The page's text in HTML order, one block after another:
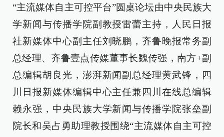
“主流媒体自主可控平台”圆桌论坛由中央民族大
学新闻与传播学院副教授雷蕾主持，人民日报
社新媒体中心副主任刘晓鹏，齐鲁晚报常务副
总经理、齐鲁壹点传媒董事长魏传强，南方+副
总编辑胡良光，澎湃新闻副总经理黄武锋，四
川日报新媒体编辑中心主任兼四川在线总编辑
赖永强，中央民族大学新闻与传播学院张垒副
院长和吴占勇助理教授围绕“主流媒体自主可控